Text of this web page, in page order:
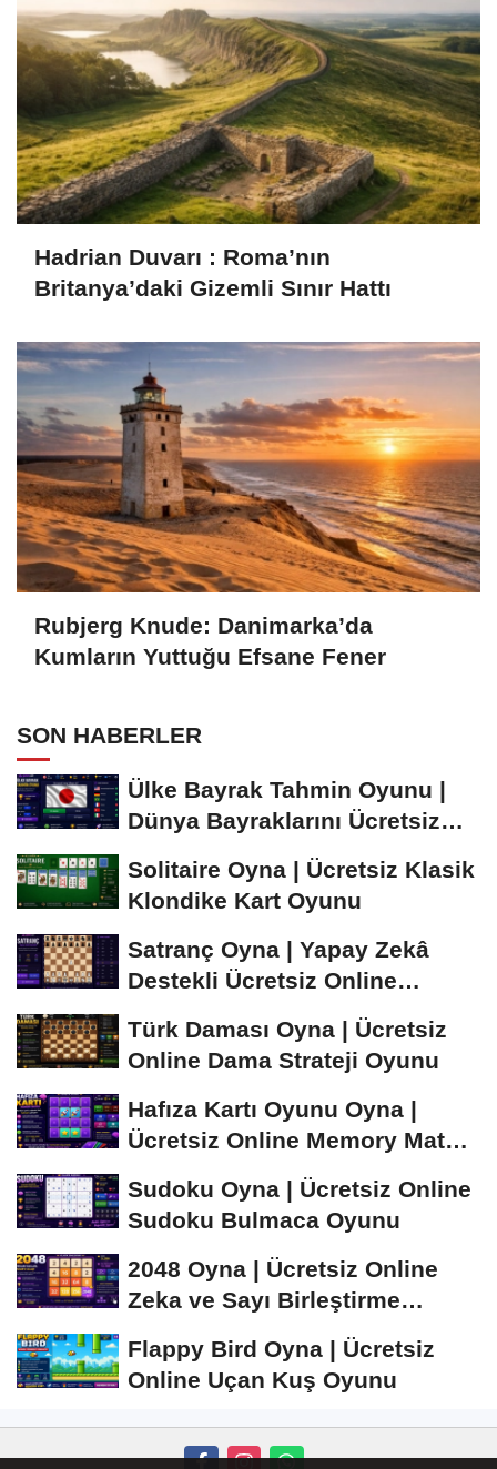
Hadrian Duvarı : Roma’nın
Britanya’daki Gizemli Sınır Hattı
Rubjerg Knude: Danimarka’da
Kumların Yuttuğu Efsane Fener
SON HABERLER
Ülke Bayrak Tahmin Oyunu |
Dünya Bayraklarını Ücretsiz
Solitaire Oyna | Ücretsiz Klasik
Klondike Kart Oyunu
Satranç Oyna | Yapay Zekâ
Destekli Ücretsiz Online
Türk Daması Oyna | Ücretsiz
Online Dama Strateji Oyunu
Hafıza Kartı Oyunu Oyna |
Ücretsiz Online Memory Match
Sudoku Oyna | Ücretsiz Online
Sudoku Bulmaca Oyunu
2048 Oyna | Ücretsiz Online
Zeka ve Sayı Birleştirme
Flappy Bird Oyna | Ücretsiz
Online Uçan Kuş Oyunu